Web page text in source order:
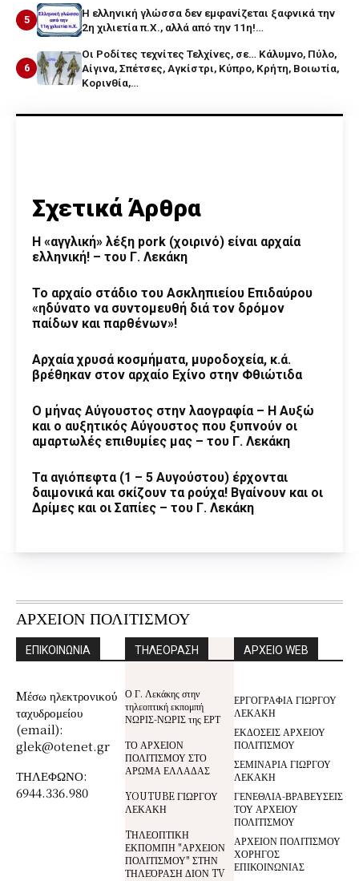
5
Η ελληνική γλώσσα δεν εμφανίζεται ξαφνικά την
2η χιλιετία π.Χ., αλλά από την 11η!…
6
Οι Ροδίτες τεχνίτες Τελχίνες, σε… Κάλυμνο, Πύλο,
Αίγινα, Σπέτσες, Αγκίστρι, Κύπρο, Κρήτη, Βοιωτία,
Κορινθία,…
Σχετικά Άρθρα
Η «αγγλική» λέξη pork (χοιρινό) είναι αρχαία
ελληνική! – του Γ. Λεκάκη
Το αρχαίο στάδιο του Ασκληπιείου Επιδαύρου
«ηδύνατο να συντομευθή διά τον δρόμον
παίδων και παρθένων»!
Αρχαία χρυσά κοσμήματα, μυροδοχεία, κ.ά.
βρέθηκαν στον αρχαίο Εχίνο στην Φθιώτιδα
Ο μήνας Αύγουστος στην λαογραφία – Η Αυξώ
και ο αυξητικός Αύγουστος που ξυπνούν οι
αμαρτωλές επιθυμίες μας – του Γ. Λεκάκη
Τα αγιόπεφτα (1 – 5 Αυγούστου) έρχονται
δαιμονικά και σκίζουν τα ρούχα! Βγαίνουν και οι
Δρίμες και οι Σαπίες – του Γ. Λεκάκη
ΑΡΧΕΙΟΝ ΠΟΛΙΤΙΣΜΟΥ
ΕΠΙΚΟΙΝΩΝΙΑ
Mέσω ηλεκτρονικού
ταχυδρομείου
(email):
glek@otenet.gr
ΤΗΛΕΦΩΝΟ:
6944.336.980
ΤΗΛΕΟΡΑΣΗ
Ο Γ. Λεκάκης στην
τηλεοπτική εκπομπή
ΝΩΡΙΣ-ΝΩΡΙΣ της ΕΡΤ
ΤΟ ΑΡΧΕΙΟΝ
ΠΟΛΙΤΙΣΜΟΥ ΣΤΟ
ΑΡΩΜΑ ΕΛΛΑΔΑΣ
YOUTUBE ΓΙΩΡΓΟΥ
ΛΕΚΑΚΗ
TΗΛΕΟΠΤΙΚΗ
ΕΚΠΟΜΠΗ "ΑΡΧΕΙΟΝ
ΠΟΛΙΤΙΣΜΟΥ" ΣΤΗΝ
ΤΗΛΕΌΡΑΣΗ ΔΙΟΝ TV
ΑΡΧΕΙΟ WEB
ΕΡΓΟΓΡΑΦΙΑ ΓΙΩΡΓΟΥ
ΛΕΚΑΚΗ
ΕΚΔΟΣΕΙΣ ΑΡΧΕΙΟΥ
ΠΟΛΙΤΙΣΜΟΥ
ΣΕΜΙΝΑΡΙΑ ΓΙΩΡΓΟΥ
ΛΕΚΑΚΗ
ΓΕΝΕΘΛΙΑ-ΒΡΑΒΕΥΣΕΙΣ
ΤΟΥ ΑΡΧΕΙΟΥ
ΠΟΛΙΤΙΣΜΟΥ
ΑΡΧΕΙΟΝ ΠΟΛΙΤΙΣΜΟΥ
ΧΟΡΗΓΟΣ
ΕΠΙΚΟΙΝΩΝΙΑΣ